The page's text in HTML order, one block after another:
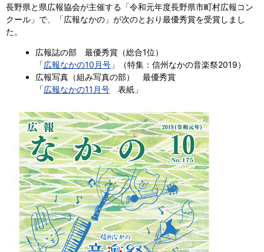
長野県と県広報協会が主催する「令和元年度長野県市町村広報コン
クール」で、「広報なかの」が次のとおり最優秀賞を受賞しまし
た。
広報誌の部 最優秀賞（総合1位）
「広報なかの10月号 」（特集：信州なかの音楽祭2019）
広報写真（組み写真の部） 最優秀賞
「広報なかの11月号 表紙」